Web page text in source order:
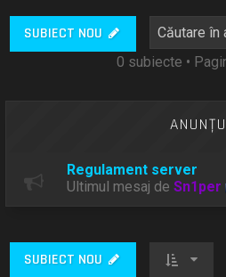
SUBIECT NOU
0 subiecte •
Regulament server
Ultimul mesaj deSn1per
SUBIECT NOU